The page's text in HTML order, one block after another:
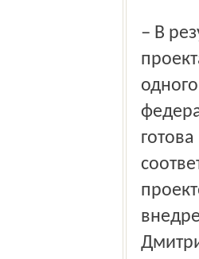
– В результате достижения высоких темпов развития